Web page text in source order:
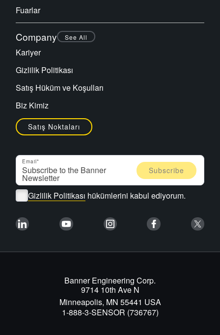
Fuarlar
Company See All
Kariyer
Gizlilik Politikası
Satış Hüküm ve Koşulları
Biz Kimiz
Satış Noktaları
Email
Gizlilik Politikası hükümlerini kabul ediyorum.
Banner Engineering Corp.
9714 10th Ave N
Minneapolis, MN 55441 USA
1-888-3-SENSOR (736767)